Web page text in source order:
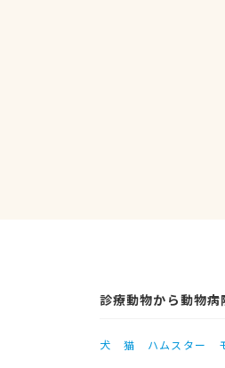
診療動物から動物病
犬 猫 ハムスター